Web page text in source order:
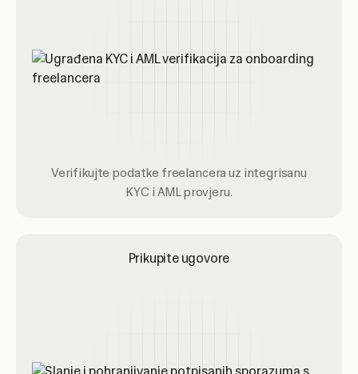
Verifikujte podatke freelancera uz integrisanu
KYC i AML provjeru.
Prikupite ugovore